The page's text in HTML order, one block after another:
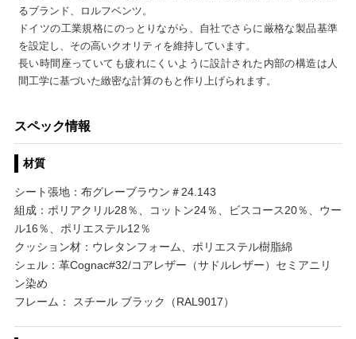
るブランド、ロルフベンツ。
ドイツの工業規格にのっとりながら、自社でさらに厳格な製品基準
を設定し、その高いクオリティを維持しています。
長い時間座っていても疲れにくいように設計された内部の構造は人
間工学に基づいた緻密な計算のもと作り上げられます。
スペック情報
材質
シート張地：布グレーブラウン＃24.143
組成：ポリアクリル28％、コットン24％、ビスコース20％、ウー
ル16％、ポリエステル12％
クッション材：ウレタンフォーム、ポリエステル樹脂綿
シェル：革Cognac#32/コアレザー（サドルレザー）セミアニリ
ン染め
フレーム： スチール ブラック（RAL9017）